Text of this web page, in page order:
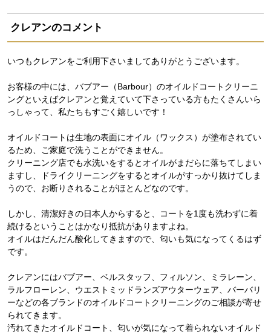
クレアンのコメント
いつもクレアンをご利用下さいましてありがとうございます。
お客様の中には、バブアー（Barbour）のオイルドコートクリーニ
ングといえばクレアンと覚えていて下さっている方もたくさんいら
っしゃって、私たちもすごく嬉しいです！
オイルドコートは生地の表面にオイル（ワックス）が塗布されてい
るため、ご家庭で洗うことができません。
クリーニング店でも水洗いをするとオイルがまだらに落ちてしまい
ますし、ドライクリーニングをするとオイルがすっかり抜けてしま
うので、お断りされることがほとんどなのです。
しかし、清潔好きの日本人からすると、コートを1度も洗わずに着
続けるということはかなり抵抗がありますよね。
オイルはだんだん酸化してきますので、匂いも気になってくるはず
です。
クレアンにはバブアー、ベルスタッフ、フィルソン、ミラレーン、
ラルフローレン、ウエストミッドランズアウターウェア、バーバリ
ーなどの各ブランドのオイルドコートクリーニングのご相談が寄せ
られてきます。
汚れてきたオイルドコート、匂いが気になって着られないオイルド